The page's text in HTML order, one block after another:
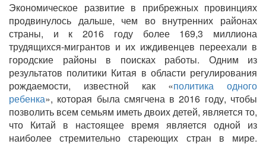
Экономическое развитие в прибрежных провинциях
продвинулось дальше, чем во внутренних районах
страны, и к 2016 году более 169,3 миллиона
трудящихся-мигрантов и их иждивенцев переехали в
городские районы в поисках работы. Одним из
результатов политики Китая в области регулирования
рождаемости, известной как «политика одного
ребенка», которая была смягчена в 2016 году, чтобы
позволить всем семьям иметь двоих детей, является то,
что Китай в настоящее время является одной из
наиболее стремительно стареющих стран в мире.